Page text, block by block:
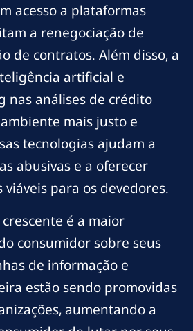
acesso a plataformas
a renegociação de
de contratos. Além disso, a
artificial e
nas análises de crédito
mais justo e
tecnologias ajudam a
abusivas e a oferecer
para os devedores.
é a maior
consumidor sobre seus
de informação e
estão sendo promovidas
aumentando a